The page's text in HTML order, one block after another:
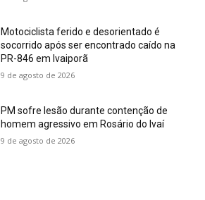
Motociclista ferido e desorientado é
socorrido após ser encontrado caído na
PR-846 em Ivaiporã
9 de agosto de 2026
PM sofre lesão durante contenção de
homem agressivo em Rosário do Ivaí
9 de agosto de 2026